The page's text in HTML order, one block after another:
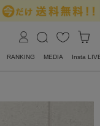
RANKING MEDIA Insta